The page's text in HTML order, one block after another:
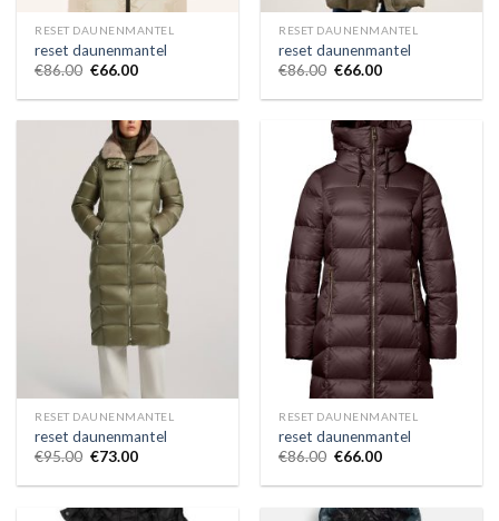
RESET DAUNENMANTEL
reset daunenmantel
€86.00 €66.00
RESET DAUNENMANTEL
reset daunenmantel
€86.00 €66.00
RESET DAUNENMANTEL
reset daunenmantel
€95.00 €73.00
RESET DAUNENMANTEL
reset daunenmantel
€86.00 €66.00